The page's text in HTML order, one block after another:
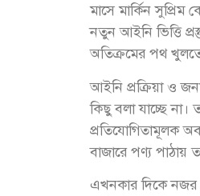
মাসে মার্কিন
নতুন আইনি ভিত্তি
অতিক্রমের পথ
আইনি প্রক্রিয়া ও
কিছু বলা যাচ্ছে না।
প্রতিযোগিতামূলক
বাজারে পণ্য পাঠায়
এখনকার দিকে নজর